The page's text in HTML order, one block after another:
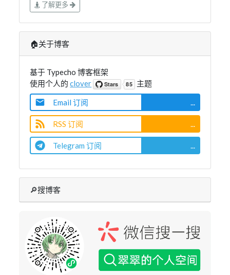
了解更多
🏠关于博客
基于 Typecho 博客框架
使用个人的clover 主题
Email 订阅 ...
RSS 订阅 ...
Telegram 订阅 ...
🔎搜博客